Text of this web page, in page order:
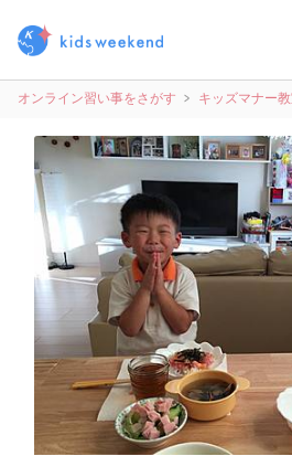
オンライン習い事をさがす キッズマナー